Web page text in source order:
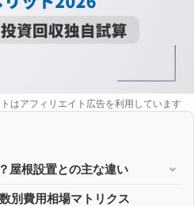
はアフィリエイト広告を利用しています
屋根設置との主な違い
別費用相場マトリクス